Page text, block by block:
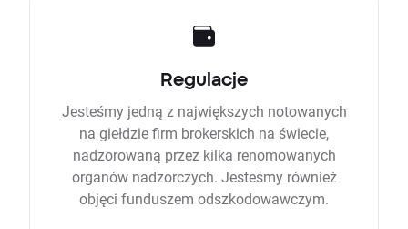
Regulacje
Jesteśmy jedną z największych notowanych
na giełdzie firm brokerskich na świecie,
nadzorowaną przez kilka renomowanych
organów nadzorczych. Jesteśmy również
objęci funduszem odszkodowawczym.